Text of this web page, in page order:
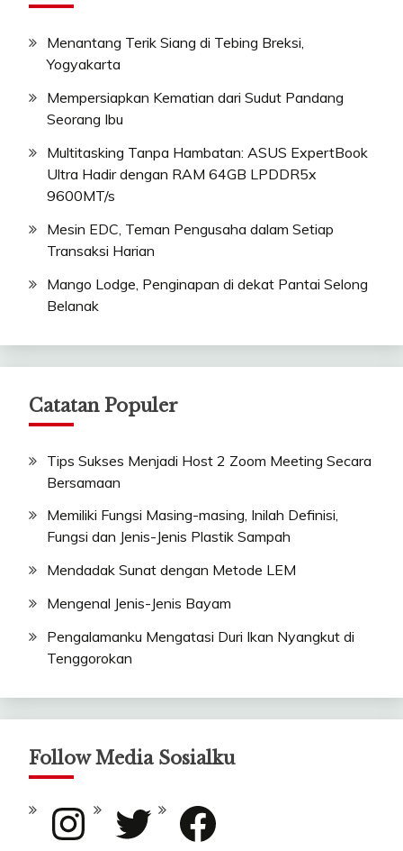
Menantang Terik Siang di Tebing Breksi,
Yogyakarta
Mempersiapkan Kematian dari Sudut Pandang
Seorang Ibu
Multitasking Tanpa Hambatan: ASUS ExpertBook
Ultra Hadir dengan RAM 64GB LPDDR5x
9600MT/s
Mesin EDC, Teman Pengusaha dalam Setiap
Transaksi Harian
Mango Lodge, Penginapan di dekat Pantai Selong
Belanak
Catatan Populer
Tips Sukses Menjadi Host 2 Zoom Meeting Secara
Bersamaan
Memiliki Fungsi Masing-masing, Inilah Definisi,
Fungsi dan Jenis-Jenis Plastik Sampah
Mendadak Sunat dengan Metode LEM
Mengenal Jenis-Jenis Bayam
Pengalamanku Mengatasi Duri Ikan Nyangkut di
Tenggorokan
Follow Media Sosialku
Instagram Twitter Facebook